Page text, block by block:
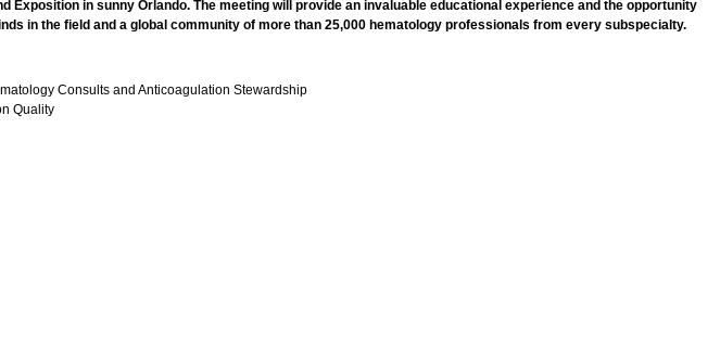
in sunny Orlando. The meeting will provide an invaluable educational experience and the opportunity
in the field and a global community of more than 25,000 hematology professionals from every subspecialty.
Consults and Anticoagulation Stewardship
Quality